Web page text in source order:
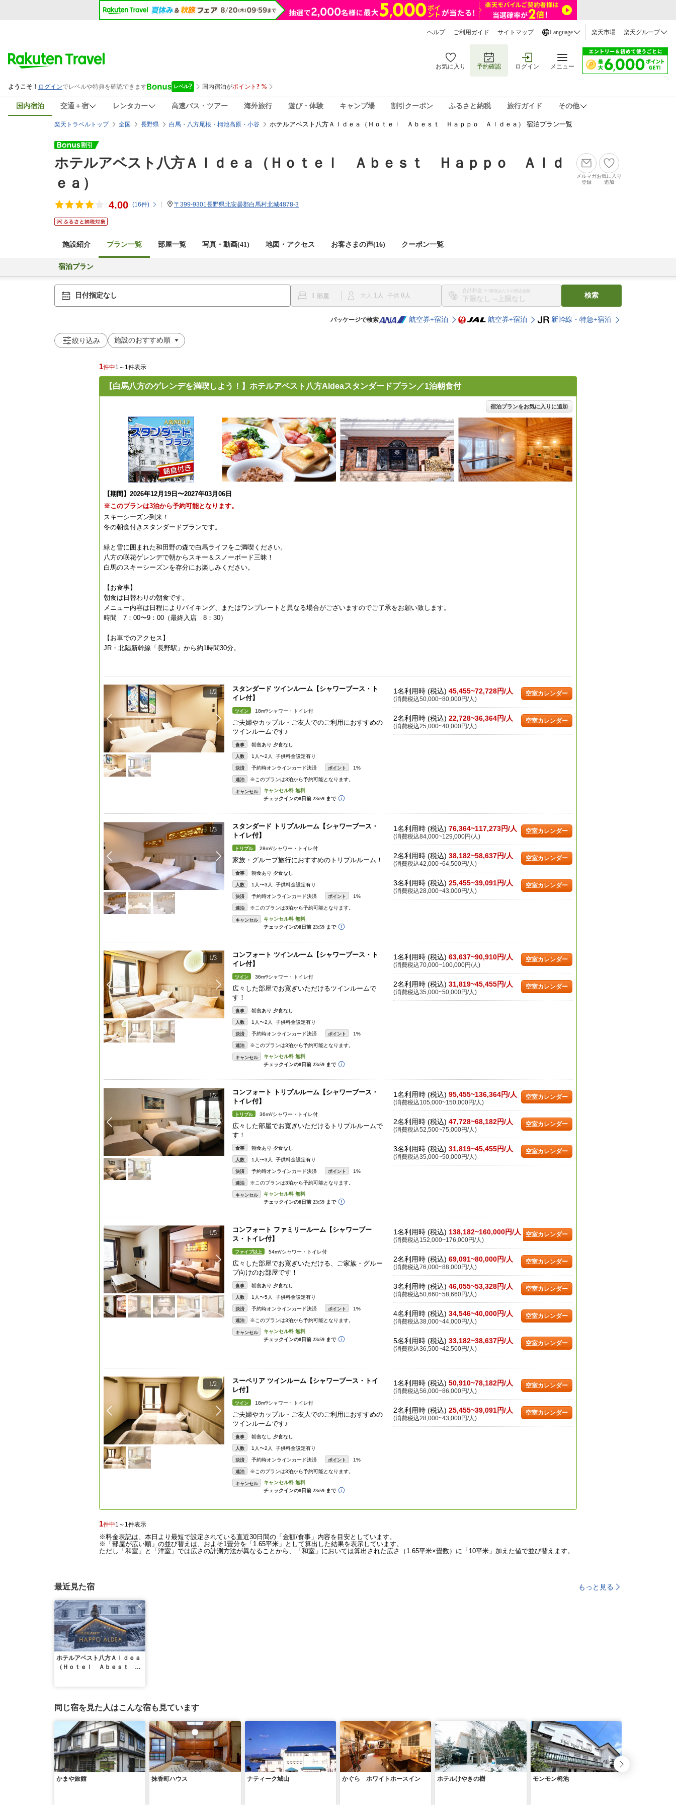
ヘルプ ご利用ガイド サイトマップ Language 楽天市場 楽天グループ
お気に入り 予約確認 ログイン メニュー
国内宿泊 交通＋宿 レンタカー 高速バス・ツアー 海外旅行 遊び・体験 キャンプ場 割引クーポン ふるさと納税 旅行ガイド その他
楽天トラベルトップ 全国 長野県 白馬・八方尾根・栂池高原・小谷 ホテルアベスト八方Ａｌｄｅａ（Ｈｏｔｅｌ Ａｂｅｓｔ Ｈａｐｐｏ Ａｌｄｅａ） 宿泊プラン一覧
ホテルアベスト八方Ａｌｄｅａ（Ｈｏｔｅｌ Ａｂｅｓｔ Ｈａｐｐｏ Ａｌｄ
ｅａ）
4.00 (16件) 〒399-9301長野県北安曇郡白馬村北城4878-3
メルマガ
登録
お気に入り
追加
施設紹介 プラン一覧 部屋一覧 写真・動画(41) 地図・アクセス お客さまの声(16) クーポン一覧
宿泊プラン
日付指定なし 1 大人 1 子供 0
合計料金 ※1部屋あたりの税込金額
〜
検索
パッケージで検索 航空券+宿泊 航空券+宿泊 新幹線・特急+宿泊
絞り込み
1件中1～1件表示
【白馬八方のゲレンデを満喫しよう！】ホテルアベスト八方Aldeaスタンダードプラン／1泊朝食付
宿泊プランをお気に入りに追加
【期間】2026年12月19日〜2027年03月06日
※このプランは3泊から予約可能となります。
スキーシーズン到来！
冬の朝食付きスタンダードプランです。
緑と雪に囲まれた和田野の森で白馬ライフをご満喫ください。
八方の咲花ゲレンデで朝からスキー＆スノーボード三昧！
白馬のスキーシーズンを存分にお楽しみください。
【お食事】
朝食は日替わりの朝食です。
メニュー内容は日程によりバイキング、またはワンプレートと異なる場合がございますのでご了承をお願い致します。
時間 7：00〜9：00（最終入店 8：30）
【お車でのアクセス】
JR・北陸新幹線「長野駅」から約1時間30分。
1/2
スタンダード ツインルーム【シャワーブース・ト
イレ付】
ツイン 18m²/シャワー・トイレ付
ご夫婦やカップル・ご友人でのご利用におすすめの
ツインルームです♪
食事 朝食あり 夕食なし
人数 1人〜2人 子供料金設定有り
決済 予約時オンラインカード決済 ポイント 1%
連泊 ※このプランは3泊から予約可能となります。
キャンセル
1名利用時 (税込) 45,455~72,728円/人
(消費税込50,000~80,000円/人)
空室カレンダー
2名利用時 (税込) 22,728~36,364円/人
(消費税込25,000~40,000円/人)
空室カレンダー
1/3
スタンダード トリプルルーム【シャワーブース・
トイレ付】
トリプル 28m²/シャワー・トイレ付
家族・グループ旅行におすすめのトリプルルーム！
食事 朝食あり 夕食なし
人数 1人〜3人 子供料金設定有り
決済 予約時オンラインカード決済 ポイント 1%
連泊 ※このプランは3泊から予約可能となります。
キャンセル
1名利用時 (税込) 76,364~117,273円/人
(消費税込84,000~129,000円/人)
空室カレンダー
2名利用時 (税込) 38,182~58,637円/人
(消費税込42,000~64,500円/人)
空室カレンダー
3名利用時 (税込) 25,455~39,091円/人
(消費税込28,000~43,000円/人)
空室カレンダー
1/3
コンフォート ツインルーム【シャワーブース・ト
イレ付】
ツイン 36m²/シャワー・トイレ付
広々した部屋でお寛ぎいただけるツインルームで
す！
食事 朝食あり 夕食なし
人数 1人〜2人 子供料金設定有り
決済 予約時オンラインカード決済 ポイント 1%
連泊 ※このプランは3泊から予約可能となります。
キャンセル
1名利用時 (税込) 63,637~90,910円/人
(消費税込70,000~100,000円/人)
空室カレンダー
2名利用時 (税込) 31,819~45,455円/人
(消費税込35,000~50,000円/人)
空室カレンダー
1/2
コンフォート トリプルルーム【シャワーブース・
トイレ付】
トリプル 36m²/シャワー・トイレ付
広々した部屋でお寛ぎいただけるトリプルルームで
す！
食事 朝食あり 夕食なし
人数 1人〜3人 子供料金設定有り
決済 予約時オンラインカード決済 ポイント 1%
連泊 ※このプランは3泊から予約可能となります。
キャンセル
1名利用時 (税込) 95,455~136,364円/人
(消費税込105,000~150,000円/人)
空室カレンダー
2名利用時 (税込) 47,728~68,182円/人
(消費税込52,500~75,000円/人)
空室カレンダー
3名利用時 (税込) 31,819~45,455円/人
(消費税込35,000~50,000円/人)
空室カレンダー
1/5
コンフォート ファミリールーム【シャワーブー
ス・トイレ付】
ファイブ以上 54m²/シャワー・トイレ付
広々した部屋でお寛ぎいただける、ご家族・グルー
プ向けのお部屋です！
食事 朝食あり 夕食なし
人数 1人〜5人 子供料金設定有り
決済 予約時オンラインカード決済 ポイント 1%
連泊 ※このプランは3泊から予約可能となります。
キャンセル
1名利用時 (税込) 138,182~160,000円/人
(消費税込152,000~176,000円/人)
空室カレンダー
2名利用時 (税込) 69,091~80,000円/人
(消費税込76,000~88,000円/人)
空室カレンダー
3名利用時 (税込) 46,055~53,328円/人
(消費税込50,660~58,660円/人)
空室カレンダー
4名利用時 (税込) 34,546~40,000円/人
(消費税込38,000~44,000円/人)
空室カレンダー
5名利用時 (税込) 33,182~38,637円/人
(消費税込36,500~42,500円/人)
空室カレンダー
1/2
スーペリア ツインルーム【シャワーブース・トイ
レ付】
ツイン 18m²/シャワー・トイレ付
ご夫婦やカップル・ご友人でのご利用におすすめの
ツインルームです♪
食事 朝食なし 夕食なし
人数 1人〜2人 子供料金設定有り
決済 予約時オンラインカード決済 ポイント 1%
連泊 ※このプランは3泊から予約可能となります。
キャンセル
1名利用時 (税込) 50,910~78,182円/人
(消費税込56,000~86,000円/人)
空室カレンダー
2名利用時 (税込) 25,455~39,091円/人
(消費税込28,000~43,000円/人)
空室カレンダー
1件中1～1件表示
※料金表記は、本日より最短で設定されている直近30日間の「金額/食事」内容を目安としています。
※「部屋が広い順」の並び替えは、およそ1畳分を「1.65平米」として算出した結果を表示しています。
ただし「和室」と「洋室」では広さの計測方法が異なることから、「和室」においては算出された広さ（1.65平米×畳数）に「10平米」加えた値で並び替えます。
最近見た宿 もっと見る
ホテルアベスト八方Ａｌｄｅａ
（Ｈｏｔｅｌ Ａｂｅｓｔ Ｈ
同じ宿を見た人はこんな宿も見ています
かまや旅館 抹香町ハウス ナティーク城山 かぐら ホワイトホースイン ホテルけやきの樹 モンモン栂池